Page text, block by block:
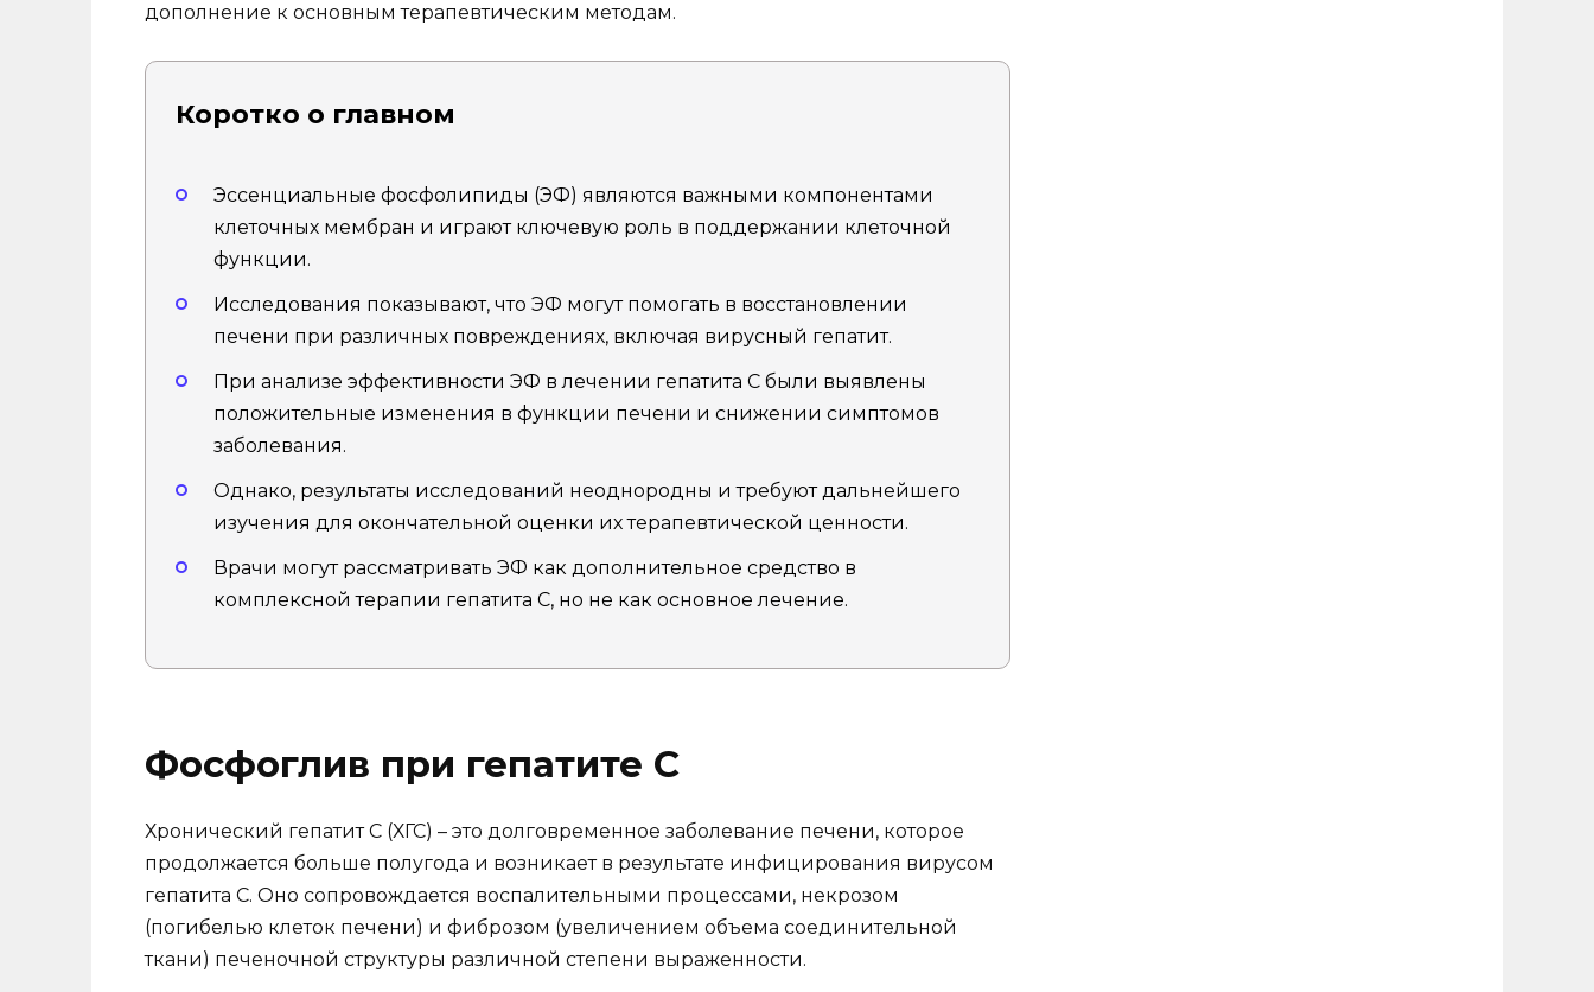
дополнение к основным терапевтическим методам.
Коротко о главном
Эссенциальные фосфолипиды (ЭФ) являются важными компонентами
клеточных мембран и играют ключевую роль в поддержании клеточной
функции.
Исследования показывают, что ЭФ могут помогать в восстановлении
печени при различных повреждениях, включая вирусный гепатит.
При анализе эффективности ЭФ в лечении гепатита С были выявлены
положительные изменения в функции печени и снижении симптомов
заболевания.
Однако, результаты исследований неоднородны и требуют дальнейшего
изучения для окончательной оценки их терапевтической ценности.
Врачи могут рассматривать ЭФ как дополнительное средство в
комплексной терапии гепатита С, но не как основное лечение.
Фосфоглив при гепатите С
Хронический гепатит С (ХГС) – это долговременное заболевание печени, которое
продолжается больше полугода и возникает в результате инфицирования вирусом
гепатита С. Оно сопровождается воспалительными процессами, некрозом
(погибелью клеток печени) и фиброзом (увеличением объема соединительной
ткани) печеночной структуры различной степени выраженности.